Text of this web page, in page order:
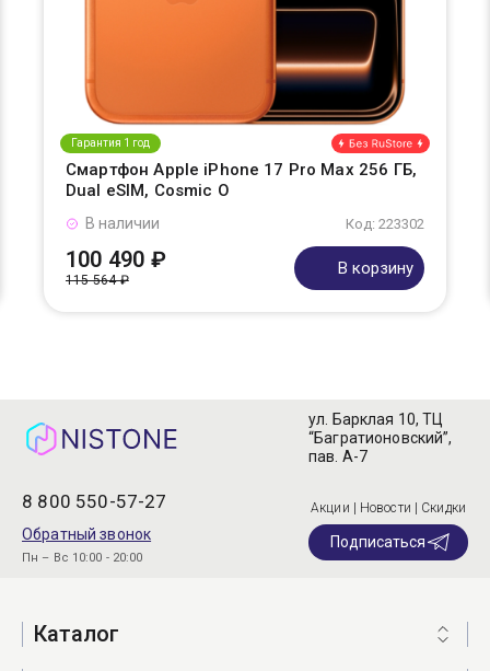
Гарантия 1 год
Смартфон Apple iPhone 17 Pro Max 256 ГБ,
Dual eSIM, Cosmic O
Код: 223302
В наличии
100 490 ₽
115 564 ₽
В корзину
8 800 550-57-27
Обратный звонок
Пн – Вс 10:00 - 20:00
ул. Барклая 10, ТЦ
“Багратионовский”,
пав. А-7
Акции | Новости | Скидки
Подписаться
Каталог